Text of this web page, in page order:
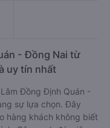
- Đồng Nai từ
uy tín nhất
Đồng Định Quán -
sự lựa chọn. Đây
hàng khách không biết